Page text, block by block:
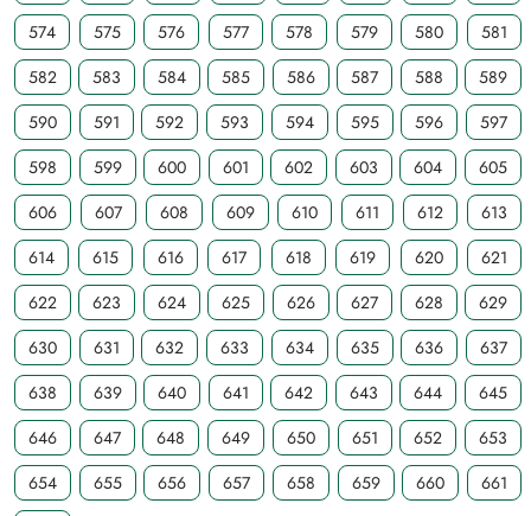
574
575 576 577 578 579 580
581
582
583 584 585 586 587 588
589
590
591 592 593 594 595 596
597
598
599 600 601 602 603 604
605
606
607 608 609 610 611 612
613
614
615 616 617 618 619 620
621
622
623 624 625 626 627 628
629
630
631 632 633 634 635 636
637
638
639 640 641 642 643 644
645
646
647 648 649 650 651 652
653
654
655 656 657 658 659 660
661